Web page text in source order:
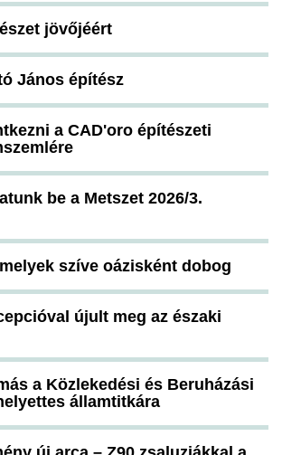
jövőjéért
János építész
a CAD'oro építészeti
be a Metszet 2026/3.
szíve oázisként dobog
újult meg az északi
a Közlekedési és Beruházási
államtitkára